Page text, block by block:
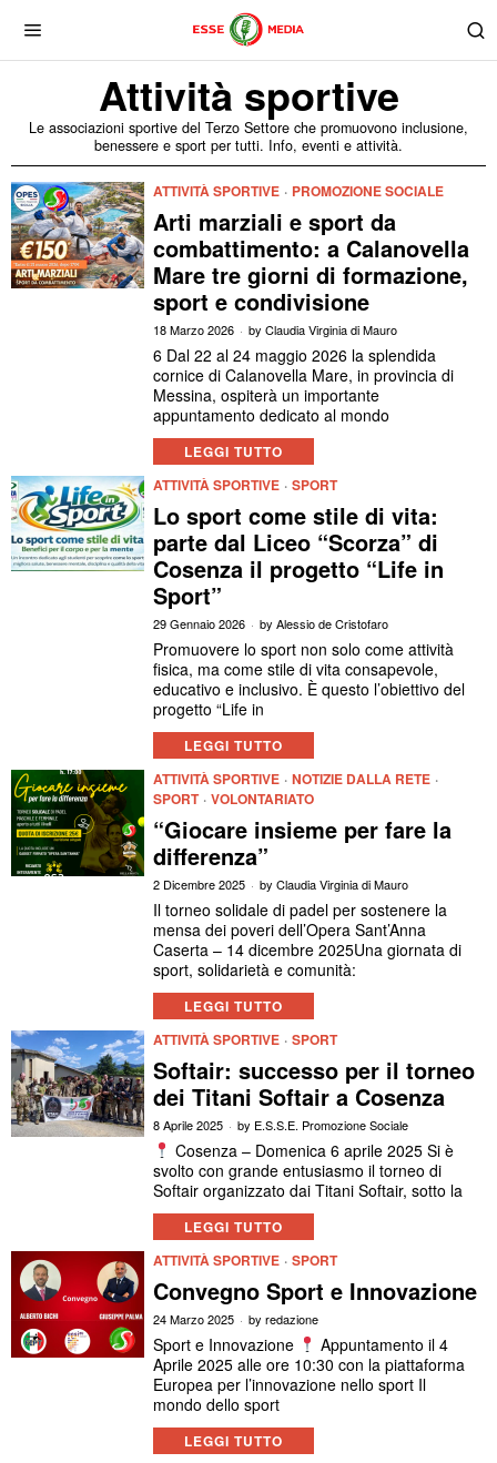
Attività sportive
Le associazioni sportive del Terzo Settore che promuovono inclusione,
benessere e sport per tutti. Info, eventi e attività.
ATTIVITÀ SPORTIVE · PROMOZIONE SOCIALE
Arti marziali e sport da
combattimento: a Calanovella
Mare tre giorni di formazione,
sport e condivisione
18 Marzo 2026 byClaudia Virginia di Mauro
6 Dal 22 al 24 maggio 2026 la splendida
cornice di Calanovella Mare, in provincia di
Messina, ospiterà un importante
appuntamento dedicato al mondo
LEGGI TUTTO
ATTIVITÀ SPORTIVE · SPORT
Lo sport come stile di vita:
parte dal Liceo “Scorza” di
Cosenza il progetto “Life in
Sport”
29 Gennaio 2026 byAlessio de Cristofaro
Promuovere lo sport non solo come attività
fisica, ma come stile di vita consapevole,
educativo e inclusivo. È questo l’obiettivo del
progetto “Life in
LEGGI TUTTO
ATTIVITÀ SPORTIVE · NOTIZIE DALLA RETE ·
SPORT · VOLONTARIATO
“Giocare insieme per fare la
differenza”
2 Dicembre 2025 byClaudia Virginia di Mauro
Il torneo solidale di padel per sostenere la
mensa dei poveri dell’Opera Sant’Anna
Caserta – 14 dicembre 2025Una giornata di
sport, solidarietà e comunità:
LEGGI TUTTO
ATTIVITÀ SPORTIVE · SPORT
Softair: successo per il torneo
dei Titani Softair a Cosenza
8 Aprile 2025 by E.S.S.E. Promozione Sociale
Cosenza – Domenica 6 aprile 2025 Si è
svolto con grande entusiasmo il torneo di
Softair organizzato dai Titani Softair, sotto la
LEGGI TUTTO
ATTIVITÀ SPORTIVE · SPORT
Convegno Sport e Innovazione
24 Marzo 2025 byredazione
Sport e Innovazione
Appuntamento il 4
Aprile 2025 alle ore 10:30 con la piattaforma
Europea per l’innovazione nello sport Il
mondo dello sport
LEGGI TUTTO